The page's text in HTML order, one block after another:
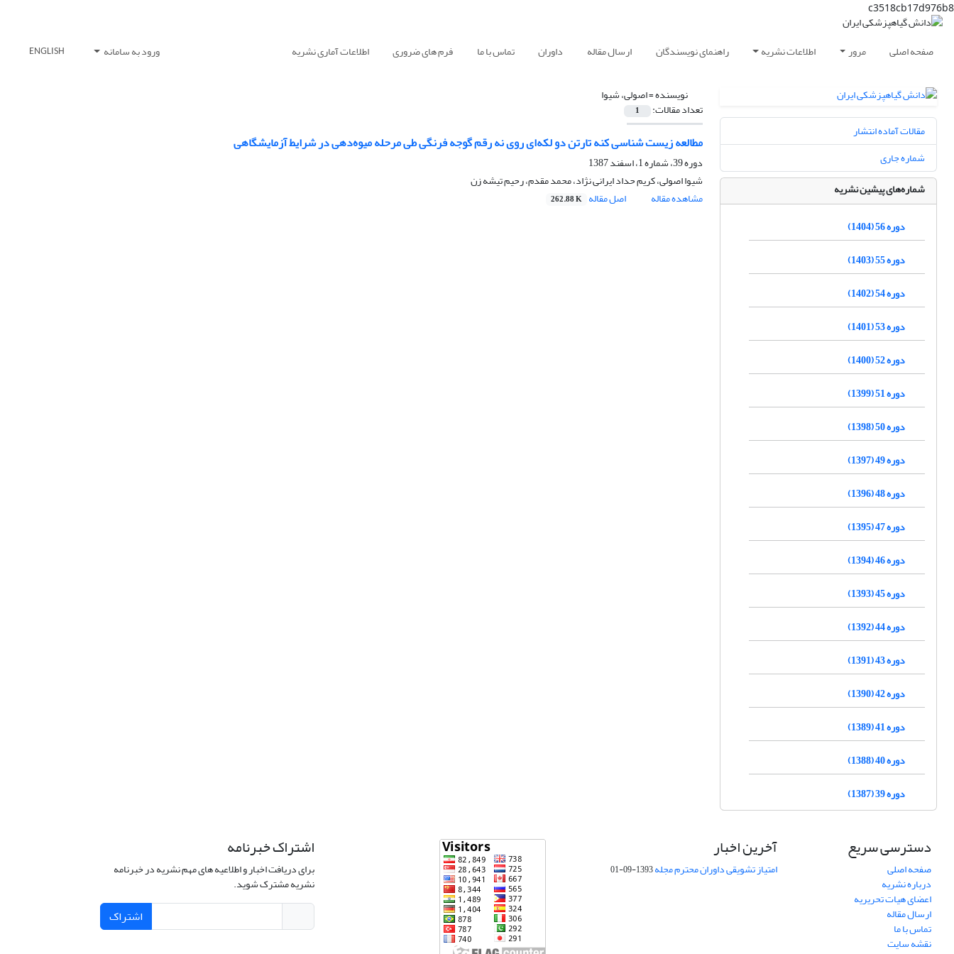
c3518cb17d976b8
صفحه اصلی مرور اطلاعات نشریه راهنمای نویسندگان ارسال مقاله داوران تماس با ما فرم های ضروری اطلاعات آماری نشریه ورود به سامانه ENGLISH
نویسنده =اصولی، شیوا
تعداد مقالات: 1
مطالعه‌ زیست شناسی کنه تارتن دو لکه‌ای روی نه رقم گوجه فرنگی طی مرحله میوه‌دهی در شرایط آزمایشگاهی
دوره 39، شماره 1، اسفند 1387
شیوا اصولی، کریم حداد ایرانی نژاد، محمد مقدم، رحیم تیشه زن
مشاهده مقاله
اصل مقاله 262.88 K
مقالات آماده انتشار
شماره جاری
شماره‌های پیشین نشریه
دوره 56 (1404)
دوره 55 (1403)
دوره 54 (1402)
دوره 53 (1401)
دوره 52 (1400)
دوره 51 (1399)
دوره 50 (1398)
دوره 49 (1397)
دوره 48 (1396)
دوره 47 (1395)
دوره 46 (1394)
دوره 45 (1393)
دوره 44 (1392)
دوره 43 (1391)
دوره 42 (1390)
دوره 41 (1389)
دوره 40 (1388)
دوره 39 (1387)
دسترسی سریع
صفحه اصلی
درباره نشریه
اعضای هیات تحریریه
ارسال مقاله
تماس با ما
نقشه سایت
آخرین اخبار
امتیاز تشویقی داوران محترم مجله1393-09-01
اشتراک خبرنامه
برای دریافت اخبار و اطلاعیه های مهم نشریه در خبرنامه
نشریه مشترک شوید.
اشتراک